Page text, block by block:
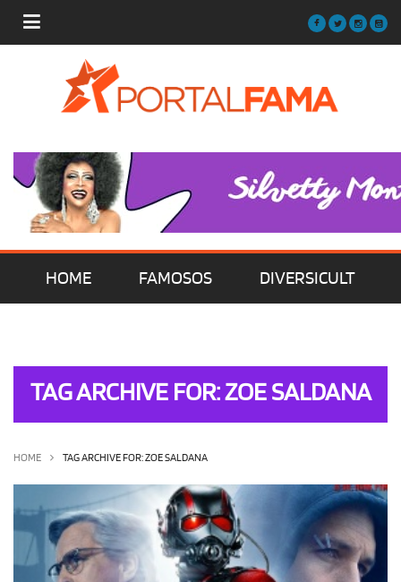
HOME FAMOSOS DIVERSICULT
OLHA ISSO! EU QUERO!
TAG ARCHIVE FOR: ZOE SALDANA
HOME TAG ARCHIVE FOR: ZOE SALDANA